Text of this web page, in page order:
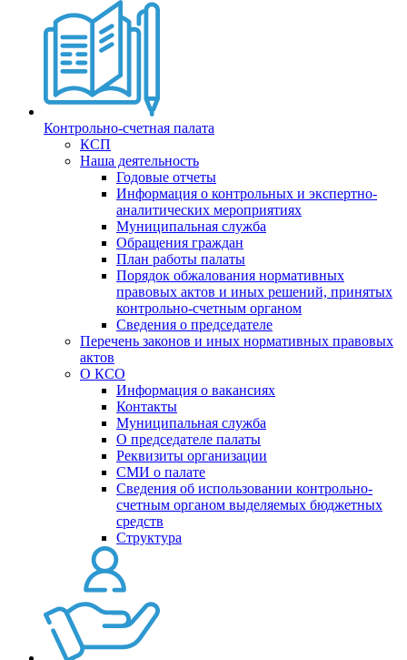
Контрольно-счетная палата
КСП
Наша деятельность
Годовые отчеты
Информация о контрольных и экспертно-
аналитических мероприятиях
Муниципальная служба
Обращения граждан
План работы палаты
Порядок обжалования нормативных
правовых актов и иных решений, принятых
контрольно-счетным органом
Сведения о председателе
Перечень законов и иных нормативных правовых
актов
О КСО
Информация о вакансиях
Контакты
Муниципальная служба
О председателе палаты
Реквизиты организации
СМИ о палате
Сведения об использовании контрольно-
счетным органом выделяемых бюджетных
средств
Структура